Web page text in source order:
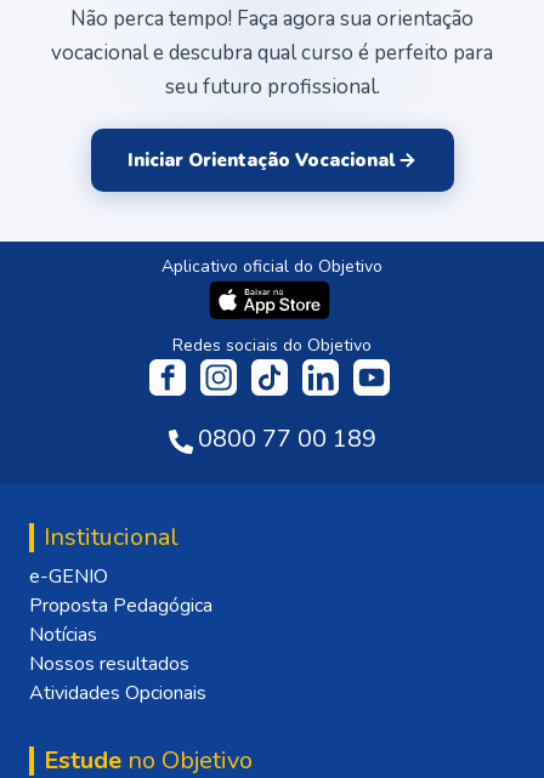
Não perca tempo! Faça agora sua orientação
vocacional e descubra qual curso é perfeito para
seu futuro profissional.
Iniciar Orientação Vocacional
Aplicativo oficial do Objetivo
Redes sociais do Objetivo
0800 77 00 189
Institucional
e-GENIO
Proposta Pedagógica
Notícias
Nossos resultados
Atividades Opcionais
Estude no Objetivo